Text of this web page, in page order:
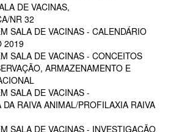
DE VACINAS,
NR 32
SALA DE VACINAS - CALENDÁRIO
2019
SALA DE VACINAS - CONCEITOS
ARMAZENAMENTO E
SALA DE VACINAS -
RAIVA ANIMAL/PROFILAXIA RAIVA
SALA DE VACINAS - INVESTIGAÇÃO